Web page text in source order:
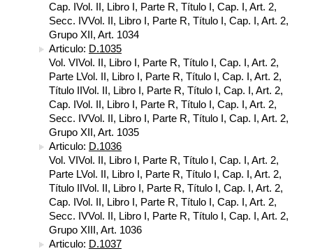
Cap. IVol. II, Libro I, Parte R, Título I, Cap. I, Art. 2,
Secc. IVVol. II, Libro I, Parte R, Título I, Cap. I, Art. 2,
Grupo XII, Art. 1034
Articulo: D.1035
Vol. VIVol. II, Libro I, Parte R, Título I, Cap. I, Art. 2,
Parte LVol. II, Libro I, Parte R, Título I, Cap. I, Art. 2,
Título IIVol. II, Libro I, Parte R, Título I, Cap. I, Art. 2,
Cap. IVol. II, Libro I, Parte R, Título I, Cap. I, Art. 2,
Secc. IVVol. II, Libro I, Parte R, Título I, Cap. I, Art. 2,
Grupo XII, Art. 1035
Articulo: D.1036
Vol. VIVol. II, Libro I, Parte R, Título I, Cap. I, Art. 2,
Parte LVol. II, Libro I, Parte R, Título I, Cap. I, Art. 2,
Título IIVol. II, Libro I, Parte R, Título I, Cap. I, Art. 2,
Cap. IVol. II, Libro I, Parte R, Título I, Cap. I, Art. 2,
Secc. IVVol. II, Libro I, Parte R, Título I, Cap. I, Art. 2,
Grupo XIII, Art. 1036
Articulo: D.1037